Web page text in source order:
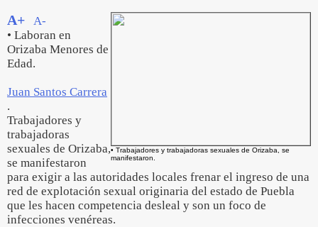
• Trabajadores y trabajadoras sexuales de Orizaba, se
manifestaron.
A+
A-
• Laboran en
Orizaba Menores de
Edad.
Juan Santos Carrera
.
Trabajadores y
trabajadoras
sexuales de Orizaba,
se manifestaron
para exigir a las autoridades locales frenar el ingreso de una
red de explotación sexual originaria del estado de Puebla
que les hacen competencia desleal y son un foco de
infecciones venéreas.